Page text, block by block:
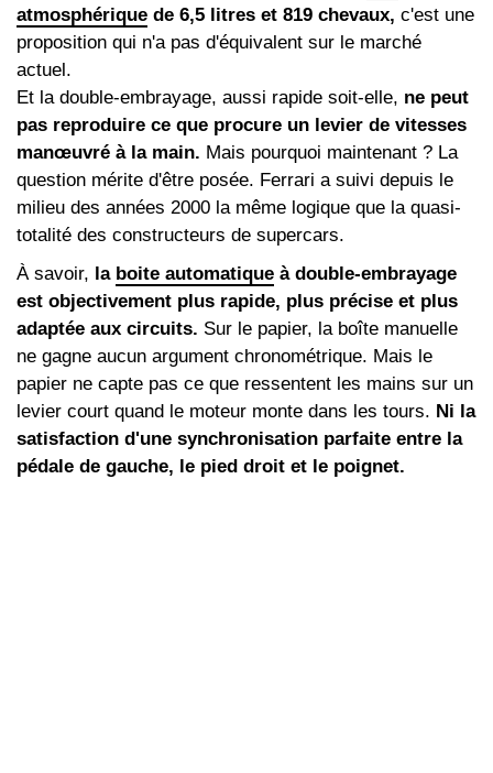
atmosphérique de 6,5 litres et 819 chevaux, c'est une
proposition qui n'a pas d'équivalent sur le marché
actuel.
Et la double-embrayage, aussi rapide soit-elle, ne peut
pas reproduire ce que procure un levier de vitesses
manœuvré à la main. Mais pourquoi maintenant ? La
question mérite d'être posée. Ferrari a suivi depuis le
milieu des années 2000 la même logique que la quasi-
totalité des constructeurs de supercars.
À savoir, la boite automatique à double-embrayage
est objectivement plus rapide, plus précise et plus
adaptée aux circuits. Sur le papier, la boîte manuelle
ne gagne aucun argument chronométrique. Mais le
papier ne capte pas ce que ressentent les mains sur un
levier court quand le moteur monte dans les tours. Ni la
satisfaction d'une synchronisation parfaite entre la
pédale de gauche, le pied droit et le poignet.